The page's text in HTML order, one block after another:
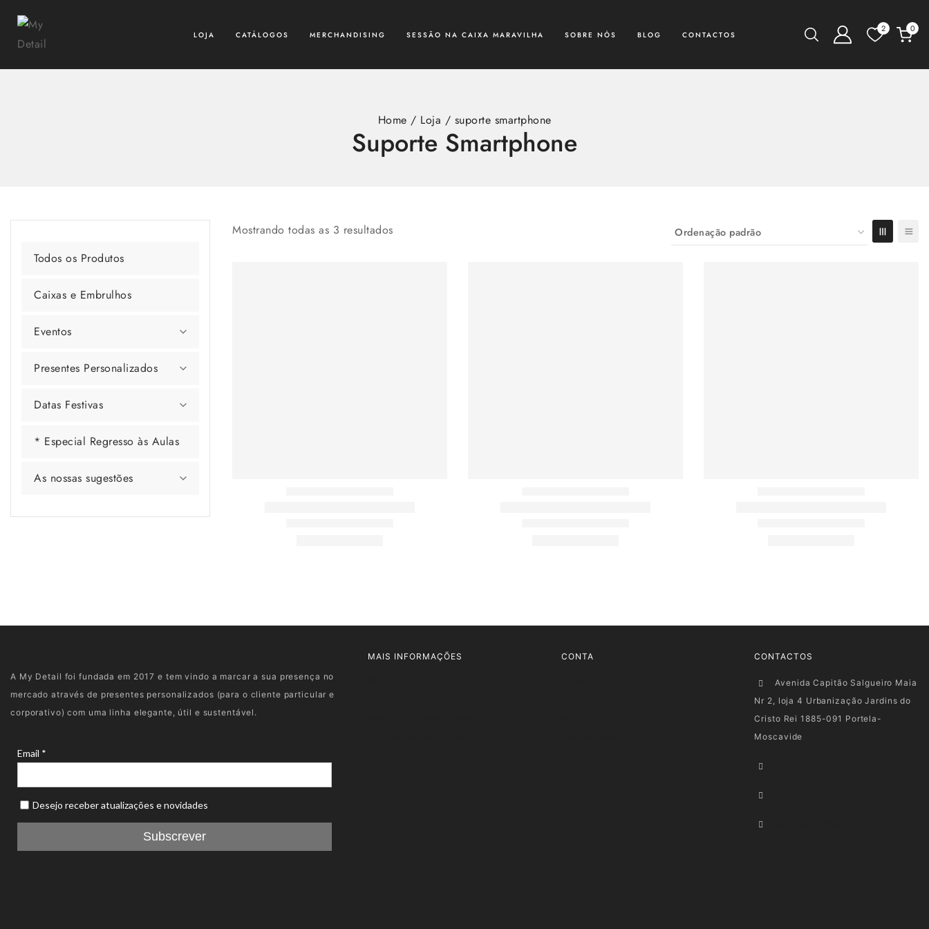
LOJA CATÁLOGOS MERCHANDISING SESSÃO NA CAIXA MARAVILHA SOBRE NÓS BLOG CONTACTOS
2 0
Home / Loja / suporte smartphone
Suporte Smartphone
Mostrando todas as 3 resultados
Todos os Produtos
Caixas e Embrulhos
Eventos
Presentes Personalizados
Datas Festivas
* Especial Regresso às Aulas
As nossas sugestões
A My Detail foi fundada em 2017 e tem vindo a marcar a sua presença no
mercado através de presentes personalizados (para o cliente particular e
corporativo) com uma linha elegante, útil e sustentável.
MAIS INFORMAÇÕES CONTA CONTACTOS
Avenida Capitão Salgueiro Maia
Nr 2, loja 4 Urbanização Jardins do
Cristo Rei 1885-091 Portela-
Moscavide